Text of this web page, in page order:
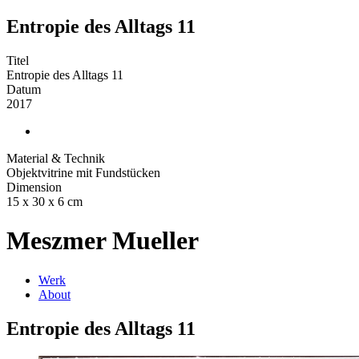
Entropie des Alltags 11
Titel
Entropie des Alltags 11
Datum
2017
Material & Technik
Objektvitrine mit Fundstücken
Dimension
15 x 30 x 6 cm
Meszmer Mueller
Werk
About
Entropie des Alltags 11